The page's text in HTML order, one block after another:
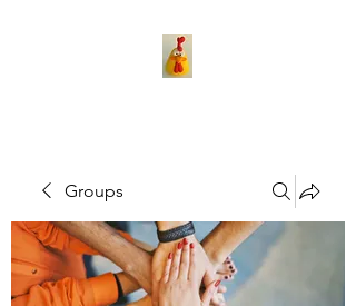
Groups